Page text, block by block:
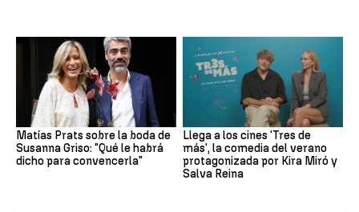
Matías Prats sobre la boda de
Susanna Griso: "Qué le habrá
dicho para convencerla"
Llega a los cines 'Tres de
más', la comedia del verano
protagonizada por Kira Miró y
Salva Reina